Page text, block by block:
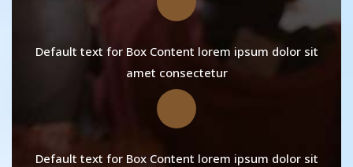
Default text for Box Content lorem ipsum dolor sit
amet consectetur
Default text for Box Content lorem ipsum dolor sit